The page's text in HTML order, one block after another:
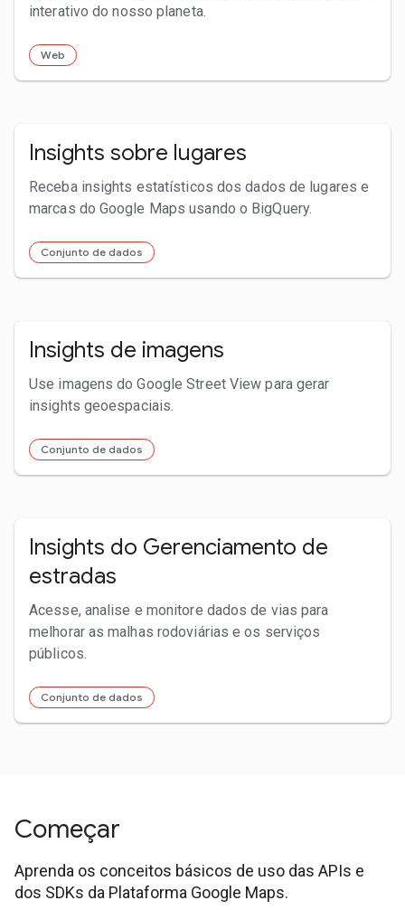
interativo do nosso planeta.
Web
Insights sobre lugares
Receba insights estatísticos dos dados de lugares e
marcas do Google Maps usando o BigQuery.
Conjunto de dados
Insights de imagens
Use imagens do Google Street View para gerar
insights geoespaciais.
Conjunto de dados
Insights do Gerenciamento de
estradas
Acesse, analise e monitore dados de vias para
melhorar as malhas rodoviárias e os serviços
públicos.
Conjunto de dados
Começar
Aprenda os conceitos básicos de uso das APIs e
dos SDKs da Plataforma Google Maps.